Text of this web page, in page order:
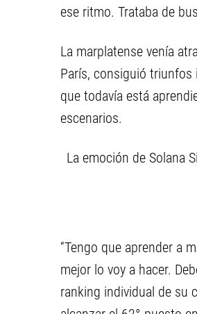
ese ritmo. Trataba de
La marplatense venía
París, consiguió
que todavía está
escenarios.
La emoción de Solana
“Tengo que aprender a
mejor lo voy a hacer.
ranking individual de su